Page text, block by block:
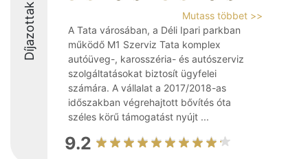
Díjazottak
Mutass többet >>
A Tata városában, a Déli Ipari parkban
működő M1 Szerviz Tata komplex
autóüveg-, karosszéria- és autószerviz
szolgáltatásokat biztosít ügyfelei
számára. A vállalat a 2017/2018-as
időszakban végrehajtott bővítés óta
széles körű támogatást nyújt ...
9.2